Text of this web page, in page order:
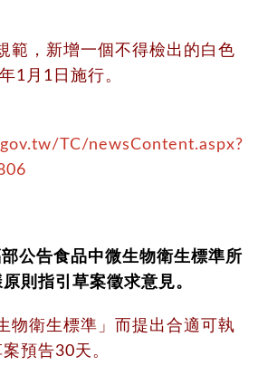
範，新增一個不得檢出的白色
1月1日施行。
TC/newsContent.aspx?
公告食品中微生物衛生標準所
則指引草案徵求意見。
物衛生標準」而提出合適可執
預告30天。